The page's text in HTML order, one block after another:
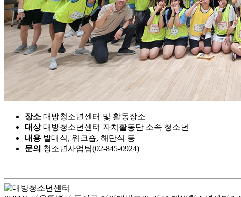
장소 대방청소년센터 및 활동장소
대상 대방청소년센터 자치활동단 소속 청소년
내용 발대식, 워크숍, 해단식 등
문의 청소년사업팀(02-845-0924)